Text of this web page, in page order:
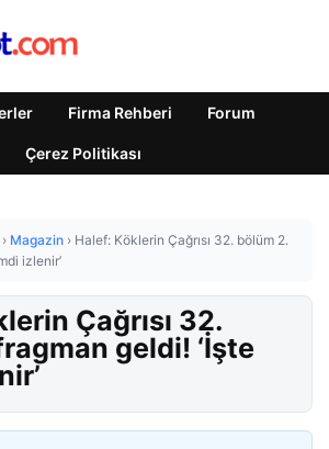
Firma Rehberi Forum
Çerez Politikası
› Magazin › Halef: Köklerin Çağrısı 32. bölüm 2.
izlenir’
Çağrısı 32.
geldi! ‘İşte